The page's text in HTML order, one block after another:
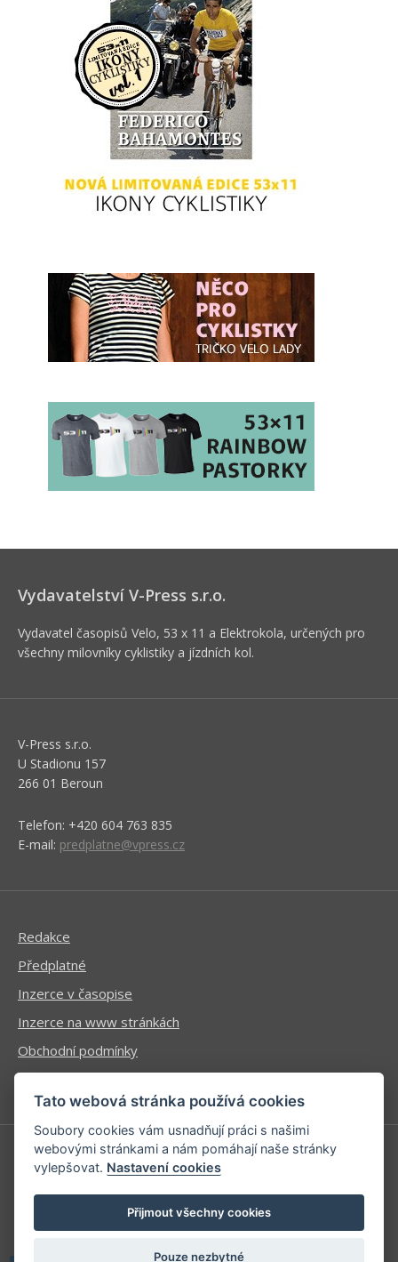
Vydavatelství V-Press s.r.o.
Vydavatel časopisů Velo, 53 x 11 a Elektrokola, určených pro
všechny milovníky cyklistiky a jízdních kol.
V-Press s.r.o.
U Stadionu 157
266 01 Beroun
Telefon: +420 604 763 835
E-mail: predplatne@vpress.cz
Redakce
Předplatné
Inzerce v časopise
Inzerce na www stránkách
Obchodní podmínky
Ochrana osobních údajů
Příhlášení | Registrace
Kontaktní informace
Mapa stránek
Tato webová stránka používá cookies
Soubory cookies vám usnadňují práci s našimi
webovými stránkami a nám pomáhají naše stránky
vylepšovat. Nastavení cookies
Přijmout všechny cookies
Pouze nezbytné